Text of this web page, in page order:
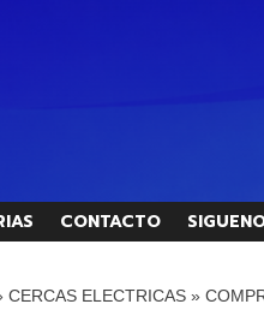
CONTACTO
CERCAS ELECTRICAS»